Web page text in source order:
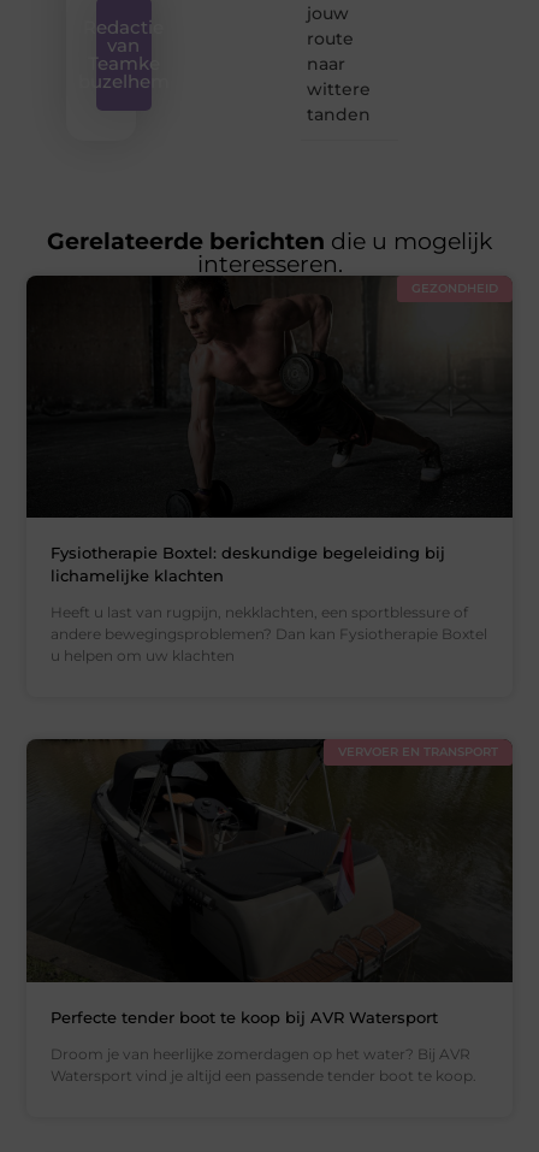
Redactie
van
Teamke
buzelhem
jouw
route
naar
wittere
tanden
Gerelateerde berichten die u mogelijk
interesseren.
GEZONDHEID
Fysiotherapie Boxtel: deskundige begeleiding bij
lichamelijke klachten
Heeft u last van rugpijn, nekklachten, een sportblessure of
andere bewegingsproblemen? Dan kan Fysiotherapie Boxtel
u helpen om uw klachten
VERVOER EN TRANSPORT
Perfecte tender boot te koop bij AVR Watersport
Droom je van heerlijke zomerdagen op het water? Bij AVR
Watersport vind je altijd een passende tender boot te koop.